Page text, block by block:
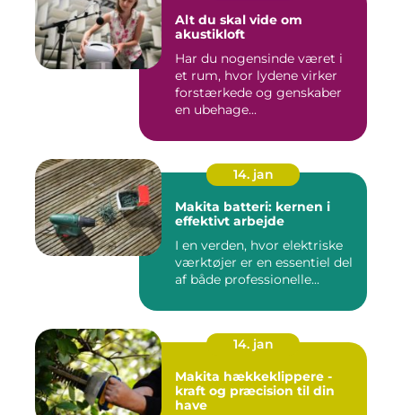
Alt du skal vide om
akustikloft
Har du nogensinde været i
et rum, hvor lydene virker
forstærkede og genskaber
en ubehage...
14. jan
Makita batteri: kernen i
effektivt arbejde
I en verden, hvor elektriske
værktøjer er en essentiel del
af både professionelle...
14. jan
Makita hækkeklippere -
kraft og præcision til din
have